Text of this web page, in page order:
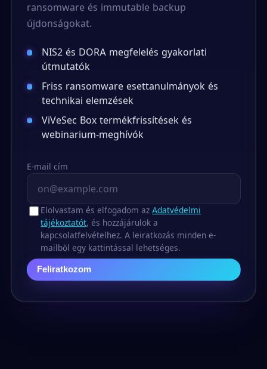
ransomware és immutable backup
újdonságokat.
NIS2 és DORA megfelelés gyakorlati
útmutatók
Friss ransomware esettanulmányok és
technikai elemzések
ViVeSec Box termékfrissítések és
webinarium-meghívók
E-mail cím
Elolvastam és elfogadom az Adatvédelmi
tájékoztatót, és hozzájárulok a
kapcsolatfelvételhez. A leiratkozás minden e-
mailből egy kattintással lehetséges.
Feliratkozom